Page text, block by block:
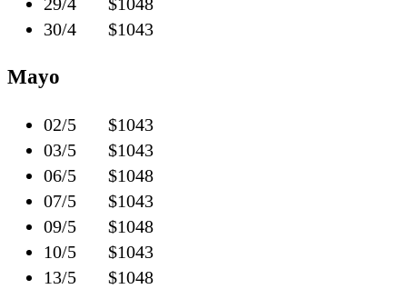
30/4 $1043
Mayo
02/5 $1043
03/5 $1043
06/5 $1048
07/5 $1043
09/5 $1048
10/5 $1043
13/5 $1048